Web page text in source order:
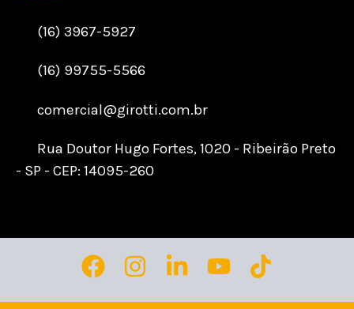
(16) 3967-5927
(16) 99755-5566
comercial@girotti.com.br
Rua Doutor Hugo Fortes, 1020 - Ribeirão Preto
- SP - CEP: 14095-260